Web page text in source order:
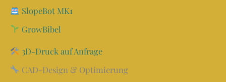
SlopeBot MK1
GrowBibel
3D-Druck auf Anfrage
CAD-Design & Optimierung